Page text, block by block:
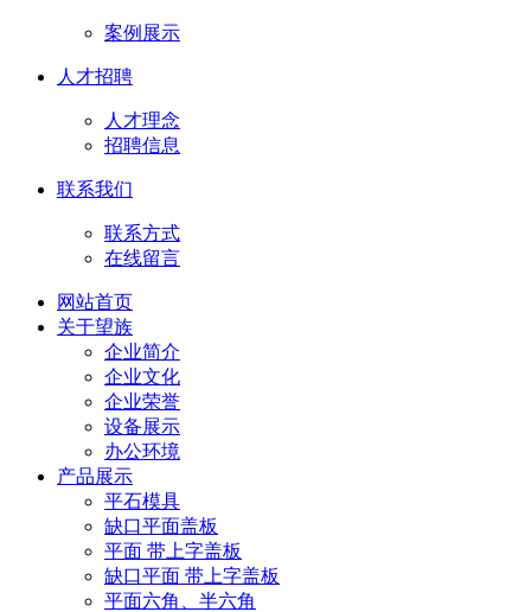
案例展示
人才招聘
人才理念
招聘信息
联系我们
联系方式
在线留言
网站首页
关于望族
企业简介
企业文化
企业荣誉
设备展示
办公环境
产品展示
平石模具
缺口平面盖板
平面 带上字盖板
缺口平面 带上字盖板
平面六角、半六角